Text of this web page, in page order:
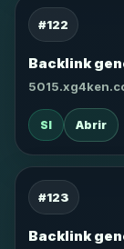
#122
Backlink
SI Abrir
#123
Backlink